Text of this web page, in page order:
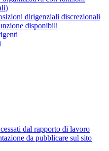
dirigenziali discrezionali
disponibili
dal rapporto di lavoro
da pubblicare sul sito